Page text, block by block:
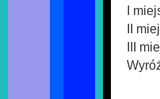
I
II
III